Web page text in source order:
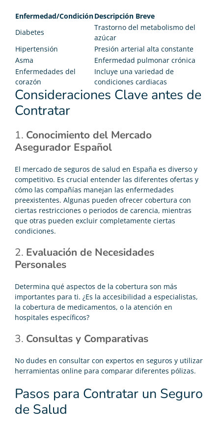
Enfermedad/CondiciónDescripción Breve
Diabetes
Trastorno del metabolismo del
azúcar
Hipertensión
Presión arterial alta constante
Asma
Enfermedad pulmonar crónica
Enfermedades del
corazón
Incluye una variedad de
condiciones cardiacas
Consideraciones Clave antes de
Contratar
1. Conocimiento del Mercado
Asegurador Español
El mercado de seguros de salud en España es diverso y
competitivo. Es crucial entender las diferentes ofertas y
cómo las compañías manejan las enfermedades
preexistentes. Algunas pueden ofrecer cobertura con
ciertas restricciones o periodos de carencia, mientras
que otras pueden excluir completamente ciertas
condiciones.
2. Evaluación de Necesidades
Personales
Determina qué aspectos de la cobertura son más
importantes para ti. ¿Es la accesibilidad a especialistas,
la cobertura de medicamentos, o la atención en
hospitales específicos?
3. Consultas y Comparativas
No dudes en consultar con expertos en seguros y utilizar
herramientas online para comparar diferentes pólizas.
Pasos para Contratar un Seguro
de Salud